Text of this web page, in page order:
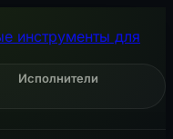
инструменты для
Исполнители